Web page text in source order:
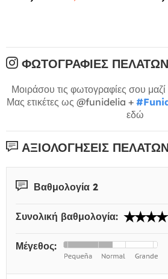
ΦΩΤΟΓΡΑΦΊΕΣ ΠΕΛΑΤΏΝ
Μοιράσου τις φωτογραφίες σου
Μας ετικέτες ως @funidelia +
εδώ
ΑΞΙΟΛΟΓΉΣΕΙΣ
Βαθμολογία 2
Συνολική βαθμολογία:
Μέγεθος: